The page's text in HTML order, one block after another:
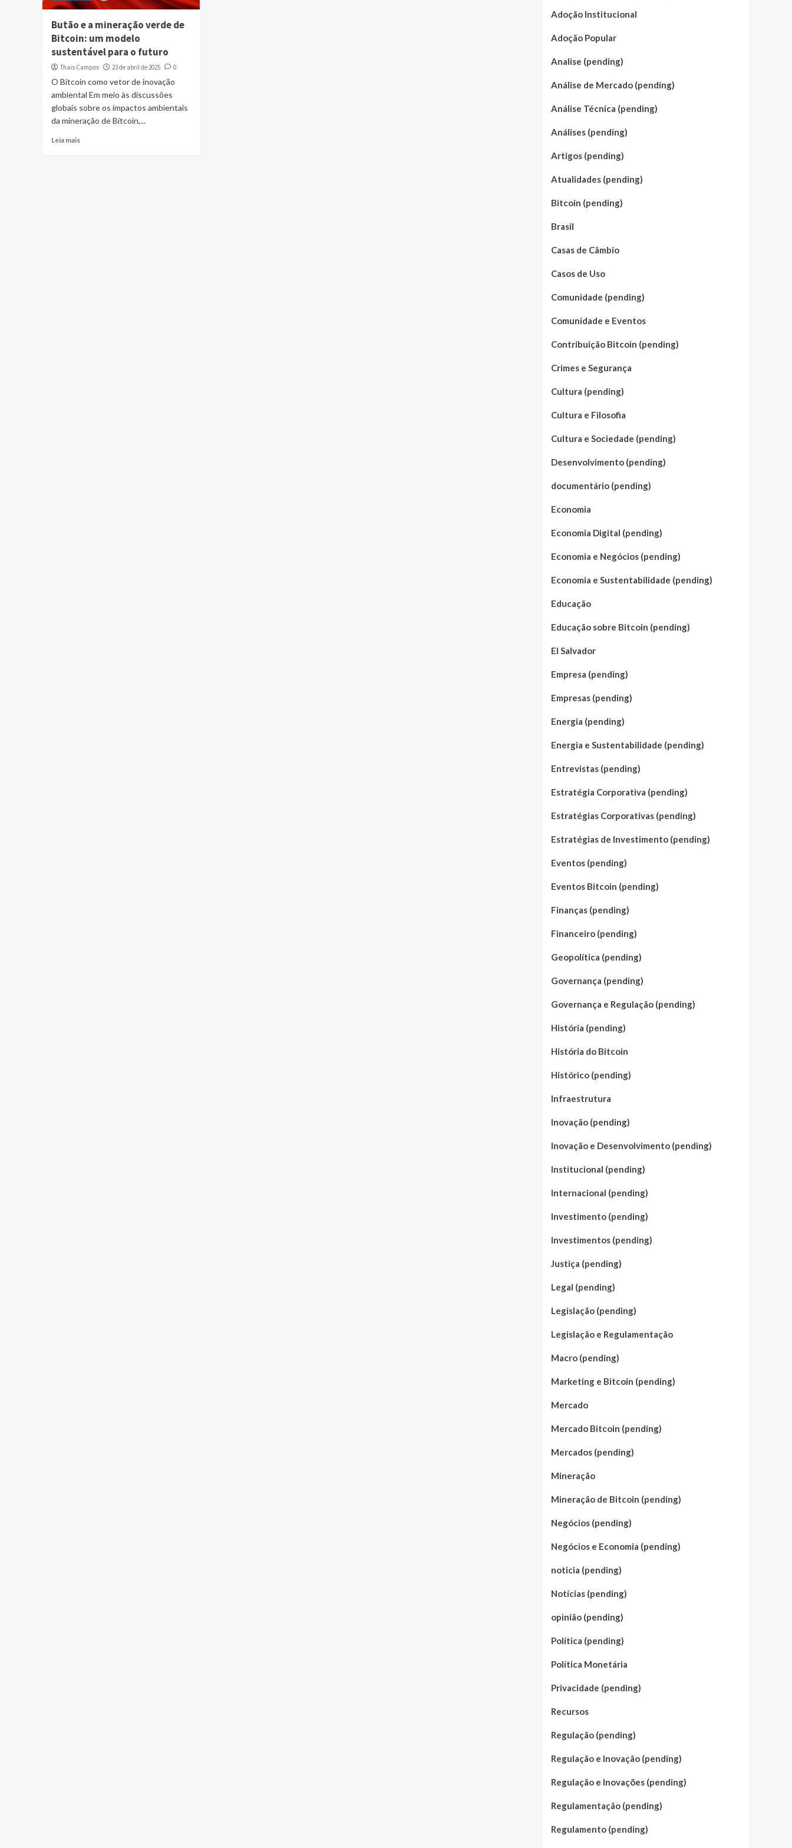
Butão e a mineração verde de
Bitcoin: um modelo
sustentável para o futuro
Thais Campos 23 de abril de 2025 0
O Bitcoin como vetor de inovação
ambiental Em meio às discussões
globais sobre os impactos ambientais
da mineração de Bitcoin,...
Leia mais
Adoção Institucional
Adoção Popular
Analise (pending)
Análise de Mercado (pending)
Análise Técnica (pending)
Análises (pending)
Artigos (pending)
Atualidades (pending)
Bitcoin (pending)
Brasil
Casas de Câmbio
Casos de Uso
Comunidade (pending)
Comunidade e Eventos
Contribuição Bitcoin (pending)
Crimes e Segurança
Cultura (pending)
Cultura e Filosofia
Cultura e Sociedade (pending)
Desenvolvimento (pending)
documentário (pending)
Economia
Economia Digital (pending)
Economia e Negócios (pending)
Economia e Sustentabilidade (pending)
Educação
Educação sobre Bitcoin (pending)
El Salvador
Empresa (pending)
Empresas (pending)
Energia (pending)
Energia e Sustentabilidade (pending)
Entrevistas (pending)
Estratégia Corporativa (pending)
Estratégias Corporativas (pending)
Estratégias de Investimento (pending)
Eventos (pending)
Eventos Bitcoin (pending)
Finanças (pending)
Financeiro (pending)
Geopolítica (pending)
Governança (pending)
Governança e Regulação (pending)
História (pending)
História do Bitcoin
Histórico (pending)
Infraestrutura
Inovação (pending)
Inovação e Desenvolvimento (pending)
Institucional (pending)
Internacional (pending)
Investimento (pending)
Investimentos (pending)
Justiça (pending)
Legal (pending)
Legislação (pending)
Legislação e Regulamentação
Macro (pending)
Marketing e Bitcoin (pending)
Mercado
Mercado Bitcoin (pending)
Mercados (pending)
Mineração
Mineração de Bitcoin (pending)
Negócios (pending)
Negócios e Economia (pending)
noticia (pending)
Notícias (pending)
opinião (pending)
Política (pending)
Política Monetária
Privacidade (pending)
Recursos
Regulação (pending)
Regulação e Inovação (pending)
Regulação e Inovações (pending)
Regulamentação (pending)
Regulamento (pending)